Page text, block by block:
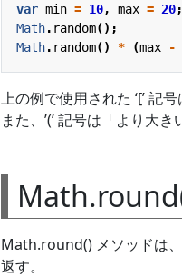
var min = 10, max = 20;
Math. random();
Math. random() * (max -
上の例で使用された ‘[’ 記
また、’(’ 記号は「より大
Math.round() メソッドは
返す。